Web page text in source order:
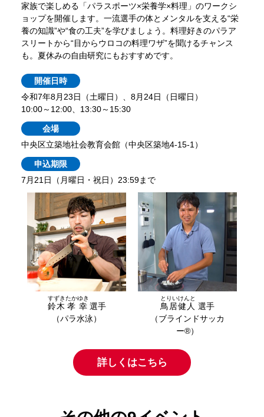
家族で楽しめる「パラスポーツ×栄養学×料理」のワークシ
ョップを開催します。一流選手の体とメンタルを支える“栄
養の知識”や“食の工夫”を学びましょう。料理好きのパラア
スリートから“目からウロコの料理ワザ”を聞けるチャンス
も。夏休みの自由研究にもおすすめです。
開催日時
令和7年8月23日（土曜日）、8月24日（日曜日）
10:00～12:00、13:30～15:30
会場
中央区立築地社会教育会館（中央区築地4-15-1）
申込期限
7月21日（月曜日・祝日）23:59まで
鈴木
すずき
孝幸
たかゆき
選手
（パラ水泳）
鳥居
とりい
健人
けんと
選手
（ブラインドサッカ
ー®）
詳しくはこちら